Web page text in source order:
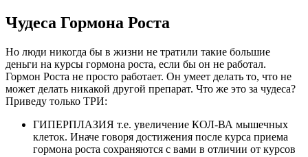
Чудеса Гормона Роста
Но люди никогда бы в жизни не тратили такие большие
деньги на курсы гормона роста, если бы он не работал.
Гормон Роста не просто работает. Он умеет делать то, что не
может делать никакой другой препарат. Что же это за чудеса?
Приведу только ТРИ:
ГИПЕРПЛАЗИЯ т.е. увеличение КОЛ-ВА мышечных
клеток. Иначе говоря достижения после курса приема
гормона роста сохраняются с вами в отличии от курсов